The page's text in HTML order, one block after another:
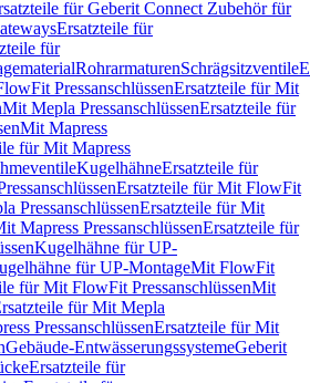
für Geberit Connect Zubehör für
Ersatzteile für
für
RohrarmaturenSchrägsitzventile
PressanschlüssenErsatzteile für Mit
Mit Mepla PressanschlüssenErsatzteile für
Mit Mapress
für Mit Mapress
KugelhähneErsatzteile für
Ersatzteile für Mit FlowFit
PressanschlüssenErsatzteile für Mit
Mapress PressanschlüssenErsatzteile für
Kugelhähne für UP-
für UP-MontageMit FlowFit
für Mit FlowFit PressanschlüssenMit
für Mit Mepla
PressanschlüssenErsatzteile für Mit
Gebäude-EntwässerungssystemeGeberit
Ersatzteile für